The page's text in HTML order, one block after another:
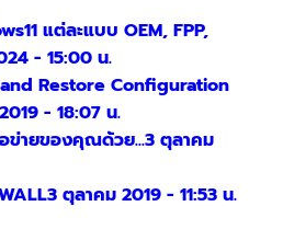
แต่ละแบบ OEM, FPP,
- 15:00 น.
Restore Configuration
- 18:07 น.
ข่ายของคุณด้วย...3 ตุลาคม
3 ตุลาคม 2019 - 11:53 น.